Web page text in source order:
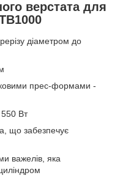
верстата для
діаметром до
прес-формами -
Вт
що забезпечує
важелів, яка